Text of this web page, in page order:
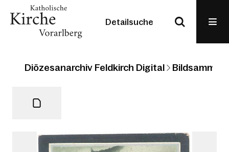
Detailsuche
Diözesanarchiv Feldkirch Digital